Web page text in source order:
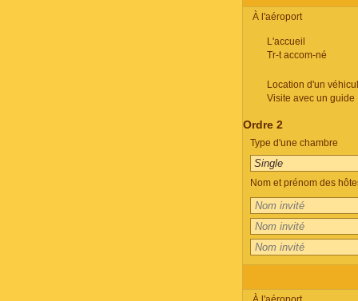
À l'aéroport
L'accueil
Tr-t accom-né
Location d'un
Visite avec un guide
Ordre 2
Type d'une chambre
Nom et prénom des